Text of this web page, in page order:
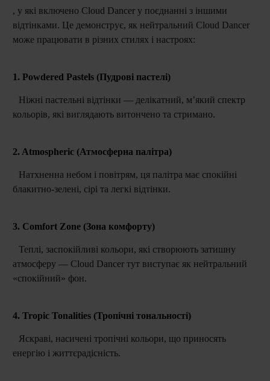
, у які включено Cloud Dancer у поєднанні з іншими
відтінками. Це демонструє, як нейтральний Cloud Dancer
може працювати в різних стилях і настроях:
1. Powdered Pastels (Пудрові пастелі)
Ніжні пастельні відтінки — делікатний, м’який спектр
кольорів, які виглядають витончено та стримано.
2. Atmospheric (Атмосферна палітра)
Натхненна небом і повітрям, ця палітра має спокійні
блакитно-зелені, сірі та легкі відтінки.
3. Comfort Zone (Зона комфорту)
Теплі, заспокійливі кольори, які створюють затишну
атмосферу — Cloud Dancer тут виступає як нейтральний
«спокійний» фон.
4. Tropic Tonalities (Тропічні тональності)
Яскраві, насичені тропічні кольори, що приносять
енергію і життєрадісність.